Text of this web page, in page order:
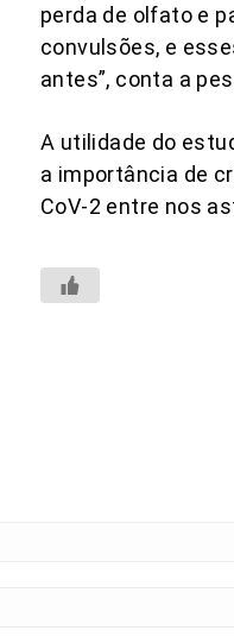
perda de olfato e
convulsões, e
antes”, conta a
A utilidade do
a importância de
CoV-2 entre nos